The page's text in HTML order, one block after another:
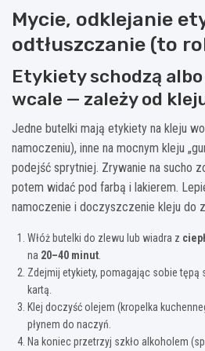
Mycie, odklejanie
odtłuszczanie (to
Etykiety schodzą
wcale — zależy od
Jedne butelki mają etykiety na kleju
namoczeniu), inne na mocnym kleju
podejść sprytniej. Zrywanie na sucho
potem widać pod farbą i lakierem.
namoczenie i doczyszczenie kleju do
Włóż butelki do zlewu lub wiadra z
na 20–40 minut
Zdejmij etykiety, pomagając sobie tępą
kartą.
Klej doczyść olejem (kropelka
płynem do naczyń.
Na koniec przetrzyj szkło alkoholem